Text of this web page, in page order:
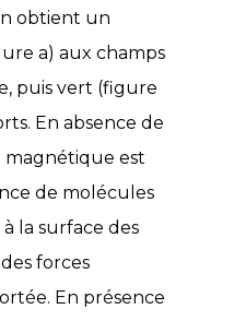
obtient un
a) aux champs
puis vert (figure
En absence de
magnétique est
de molécules
la surface des
forces
En présence